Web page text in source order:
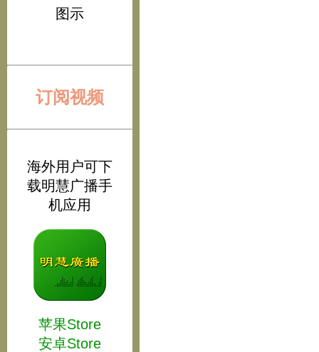
图示
订阅视频
海外用户可下
载明慧广播手
机应用
苹果Store
安卓Store